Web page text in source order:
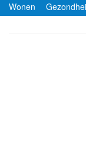
Wonen